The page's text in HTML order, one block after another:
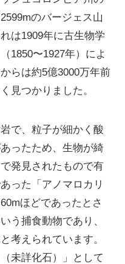
のバージェス山
は1909年に古生物学
1850〜1927年）によ
らは約5億3000万年前
見つかりました。
で、粒子が細かく酸
ったため、生物が綺
発見されたもので有
った「アノマロカリ
ほどであったとさ
う捕食動物であり、
考えられています。
未詳化石）」として